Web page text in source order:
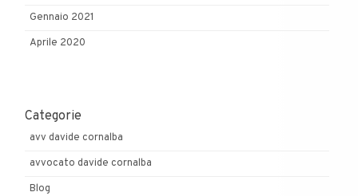
Gennaio 2021
Aprile 2020
Categorie
avv davide cornalba
avvocato davide cornalba
Blog